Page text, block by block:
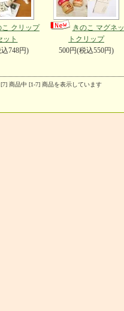
こ クリップ
ット
748円)
きのこ マグネッ
トクリップ
500円(税込550円)
商品中 [1-7] 商品を表示しています